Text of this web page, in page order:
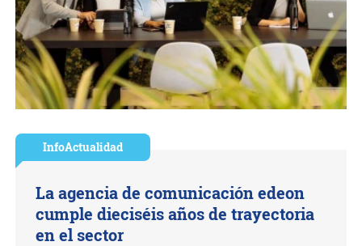
InfoActualidad
La agencia de comunicación edeon
cumple dieciséis años de trayectoria
en el sector